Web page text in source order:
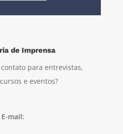
de Imprensa
para entrevistas,
e eventos?
E-mail: